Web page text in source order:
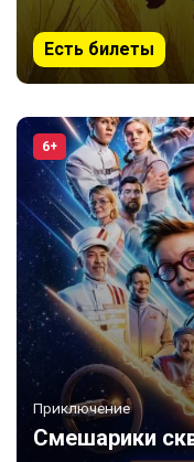
Есть билеты
6+
Приключение
Смешарики